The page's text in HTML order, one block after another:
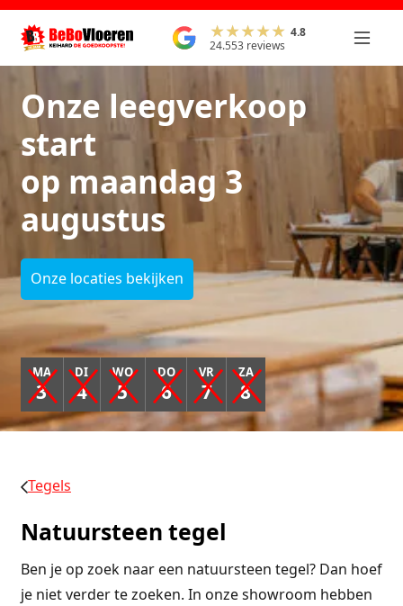
4.8
24.553 reviews
Onze leegverkoop
start
op maandag 3
augustus
Onze locaties bekijken
MA
3
DI
4
WO
5
DO
6
VR
7
ZA
8
Tegels
Natuursteen tegel
Ben je op zoek naar een natuursteen tegel? Dan hoef
je niet verder te zoeken. In onze showroom hebben